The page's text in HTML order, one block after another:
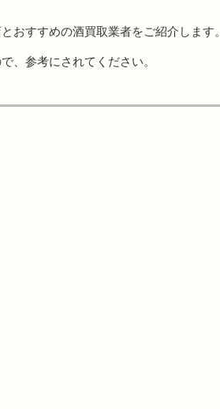
おすすめの酒買取業者をご紹介します。
、参考にされてください。